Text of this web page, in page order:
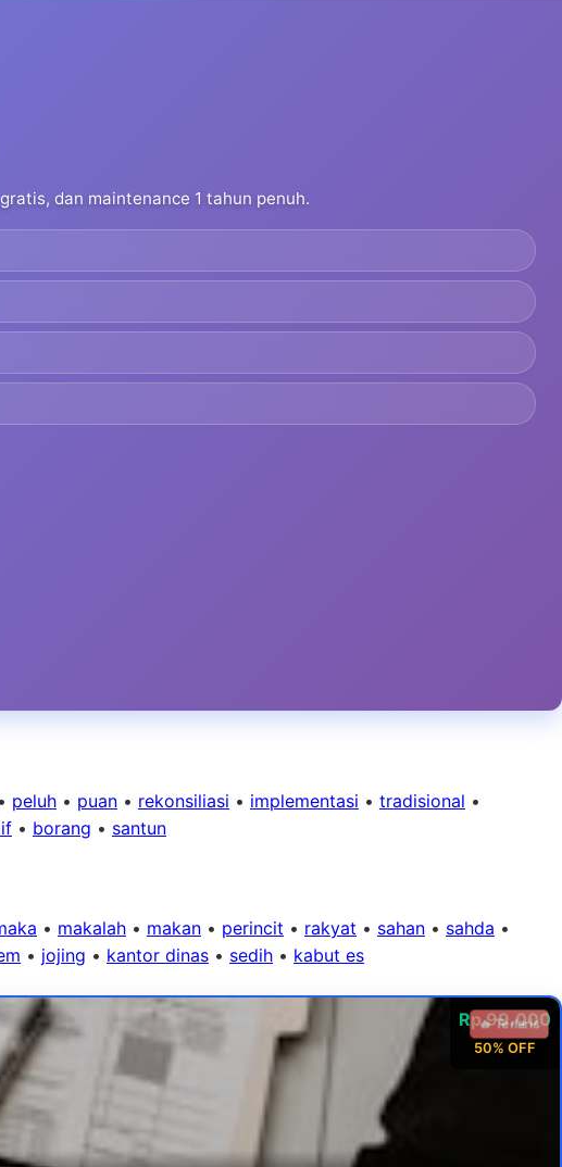
dan maintenance 1 tahun penuh.
• peluh • puan • rekonsiliasi • implementasi • tradisional •
• borang • santun
• makalah • makan • perincit • rakyat • sahan • sahda •
• jojing • kantor dinas • sedih • kabut es
Rp 99.000
50% OFF
🔥 Terlaris